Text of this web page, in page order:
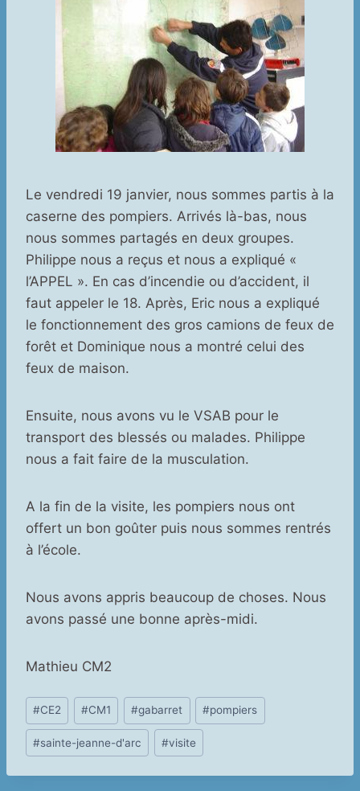
Le vendredi 19 janvier, nous sommes partis à la
caserne des pompiers. Arrivés là-bas, nous
nous sommes partagés en deux groupes.
Philippe nous a reçus et nous a expliqué «
l’APPEL ». En cas d’incendie ou d’accident, il
faut appeler le 18. Après, Eric nous a expliqué
le fonctionnement des gros camions de feux de
forêt et Dominique nous a montré celui des
feux de maison.
Ensuite, nous avons vu le VSAB pour le
transport des blessés ou malades. Philippe
nous a fait faire de la musculation.
A la fin de la visite, les pompiers nous ont
offert un bon goûter puis nous sommes rentrés
à l’école.
Nous avons appris beaucoup de choses. Nous
avons passé une bonne après-midi.
Mathieu CM2
Étiquettes
de
la
#CE2 #CM1 #gabarret #pompiers
#sainte-jeanne-d'arc #visite